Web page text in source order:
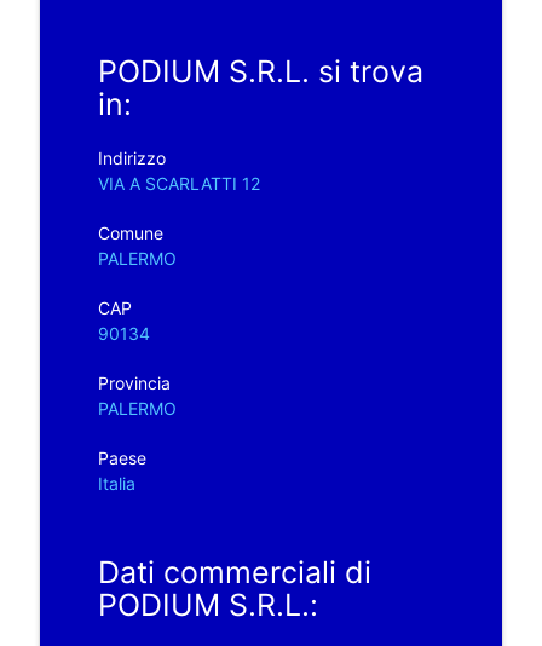
PODIUM S.R.L. si trova
in:
Indirizzo
VIA A SCARLATTI 12
Comune
PALERMO
CAP
90134
Provincia
PALERMO
Paese
Italia
Dati commerciali di
PODIUM S.R.L.: